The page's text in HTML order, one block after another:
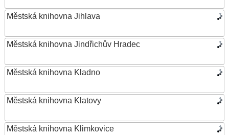
Městská knihovna Jihlava
Městská knihovna Jindřichův Hradec
Městská knihovna Kladno
Městská knihovna Klatovy
Městská knihovna Klimkovice